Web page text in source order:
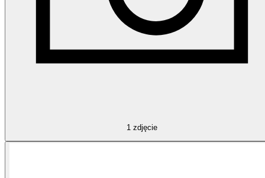
1 zdjęcie